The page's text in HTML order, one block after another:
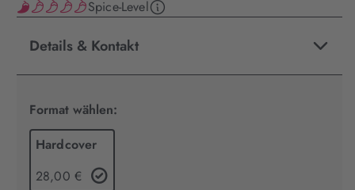
Spice-Level
Details & Kontakt
Format wählen:
Hardcover
28,00 €